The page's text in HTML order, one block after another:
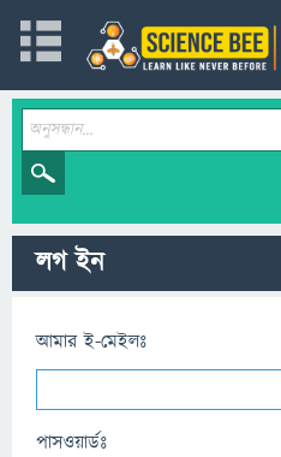
লগ ইন
আমার ই-মেইলঃ
পাসওয়ার্ডঃ